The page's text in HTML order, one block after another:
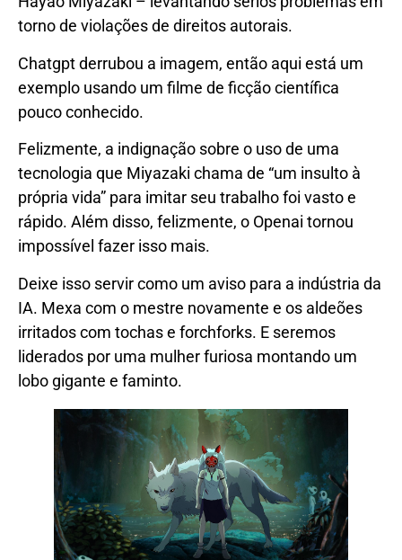
torno de violações de direitos autorais.
Chatgpt derrubou a imagem, então aqui está um
exemplo usando um filme de ficção científica
pouco conhecido.
Felizmente, a indignação sobre o uso de uma
tecnologia que Miyazaki chama de “um insulto à
própria vida” para imitar seu trabalho foi vasto e
rápido. Além disso, felizmente, o Openai tornou
impossível fazer isso mais.
Deixe isso servir como um aviso para a indústria da
IA. Mexa com o mestre novamente e os aldeões
irritados com tochas e forchforks. E seremos
liderados por uma mulher furiosa montando um
lobo gigante e faminto.